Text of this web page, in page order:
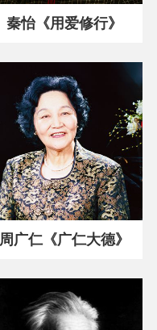
秦怡《用爱修行》
周广仁《广仁大德》